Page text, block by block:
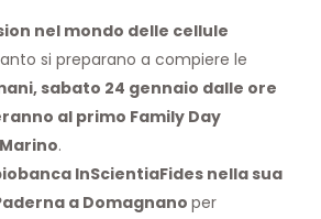
nel mondo delle cellule
si preparano a compiere le
sabato 24 gennaio dalle ore
al primo Family Day
.
InScientiaFides nella sua
a Domagnano per